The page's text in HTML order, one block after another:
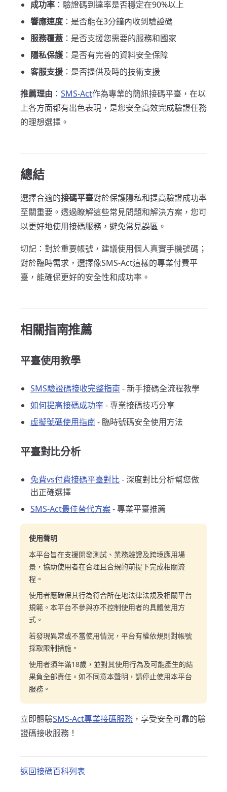
成功率 ：驗證碼到達率是否穩定在90%以上
響應速度 ：是否能在3分鐘內收到驗證碼
服務覆蓋 ：是否支援您需要的服務和國家
隱私保護 ：是否有完善的資料安全保障
客服支援 ：是否提供及時的技術支援
推薦理由 ： SMS-Act作為專業的簡訊接碼平臺，在以
上各方面都有出色表現，是您安全高效完成驗證任務
的理想選擇。
總結
選擇合適的接碼平臺對於保護隱私和提高驗證成功率
至關重要。透過瞭解這些常見問題和解決方案，您可
以更好地使用接碼服務，避免常見誤區。
切記：對於重要帳號，建議使用個人真實手機號碼；
對於臨時需求，選擇像SMS-Act這樣的專業付費平
臺，能確保更好的安全性和成功率。
相關指南推薦
平臺使用教學
SMS驗證碼接收完整指南 - 新手接碼全流程教學
如何提高接碼成功率- 專業接碼技巧分享
虛擬號碼使用指南 - 臨時號碼安全使用方法
平臺對比分析
免費vs付費接碼平臺對比- 深度對比分析幫您做
出正確選擇
SMS-Act最佳替代方案- 專業平臺推薦
使用聲明
本平台旨在支援開發測試、業務驗證及跨境應用場
景，協助使用者在合理且合規的前提下完成相關流
程。
使用者應確保其行為符合所在地法律法規及相關平台
規範。本平台不參與亦不控制使用者的具體使用方
式。
若發現異常或不當使用情況，平台有權依規則對帳號
採取限制措施。
使用者須年滿18歲，並對其使用行為及可能產生的結
果負全部責任。如不同意本聲明，請停止使用本平台
服務。
立即體驗SMS-Act專業接碼服務 ，享受安全可靠的驗
證碼接收服務！
返回接碼百科列表